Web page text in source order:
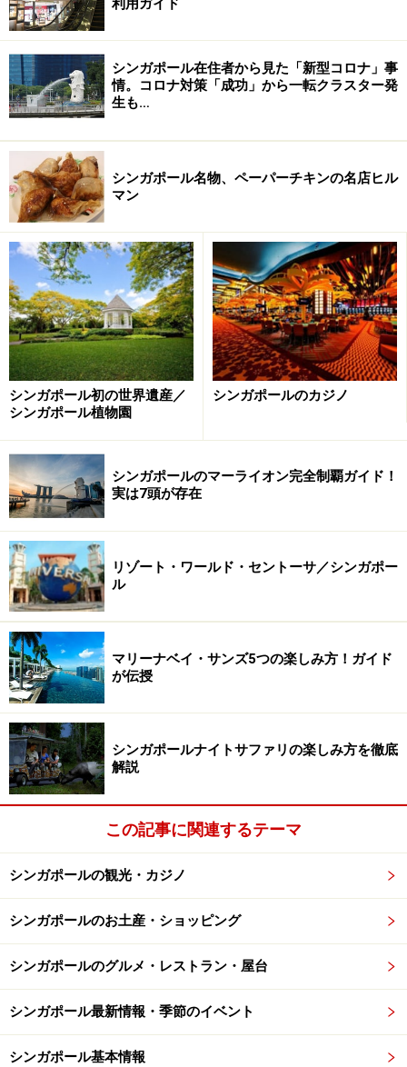
私も先日『ブキティマ・ヒル』に登る道中
で、マレーヒヨケザル（Malayan flying
lemur）とカニクイザル（Long-Tailed
Macaque）の家族に遭遇しました！特に、
珍しいマレーヒヨケザルを見たときは感
動……。このマレーヒヨケザルにはモモンガ
のような皮膜があり、木から木へ飛び移る
ことが出来るんです。100メートル以上飛ぶ
ときもあるそうです。すごいですよね。や
はりシンガポーリアンにとっても珍しいら
しく、みんな挙って写真を撮っていました
よ。その他、ルリコノハドリやカザリオウ
チュウなどの鳥たちにも注目してみてくだ
さいね。
⇒次のページでは、アクセス方法をご案内
します。
い。
※海外を訪れる際には最新情報の入手に努め、「
ホームページ」を確認するなど、安全確保に十分注意を払ってく
ださい。
シンガポール在住者から見た「新型コロナ」事
情。コロナ対策「成功」から一転クラスター発
生も…
シンガポール名物、ペーパーチキンの名店ヒル
マン
シンガポール初の世界遺産／
シンガポール植物園
シンガポールのカジノ
シンガポールのマーライオン完全制覇ガイド！
実は7頭が存在
リゾート・ワールド・セントーサ／シンガポー
ル
マリーナベイ・サンズ5つの楽しみ方！ガイド
が伝授
シンガポールナイトサファリの楽しみ方を徹底
解説
この記事に関連するテーマ
シンガポールの観光・カジノ
シンガポールのお土産・ショッピング
シンガポールのグルメ・レストラン・屋台
シンガポール最新情報・季節のイベント
シンガポール基本情報